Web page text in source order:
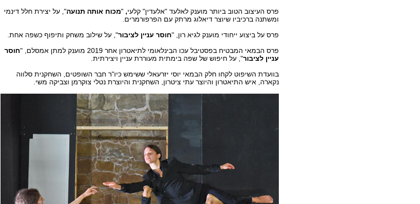
פרס העיצוב הטוב ביותר מוענק לאלעד "אלעדין" קלעי,
"מכוח אותה תנועה", על יצירת חלל דינמי
ומשתנה ברכיביו שיוצר דיאלוג מרתק עם הפרפורמרים.
פרס על ביצוע ייחודי מוענק לגיא רון, "חוסר עניין לציבור", על שילוב משחק ותיפוף כשפה אחת.
פרס הבמאי המבטיח בפסטיבל עכו הבינלאומי לתיאטרון אחר 2019 מוענק למתן אמסלם, "
חוסר
עניין לציבור", על חיפוש של שפה בימתית מעוררת עניין ויצירתית.
בוועדת השיפוט לקחו חלק הבמאי יוסי יזרעאלי ששימש כיו"ר חבר השופטים, השחקנית סלווה
נקארה, איש התיאטרון והיוצר עתי ציטרון, השחקנית והיוצרת נטלי צוקרמן וצביקה משי.